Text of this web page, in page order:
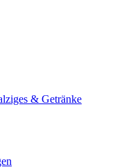
& Getränke